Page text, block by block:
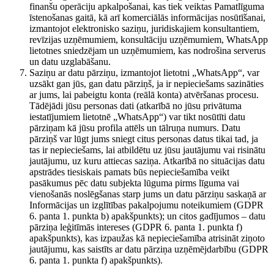
finanšu operāciju apkalpošanai, kas tiek veiktas Pamatlīguma
īstenošanas gaitā, kā arī komerciālās informācijas nosūtīšanai,
izmantojot elektronisko saziņu, juridiskajiem konsultantiem,
revīzijas uzņēmumiem, konsultāciju uzņēmumiem, WhatsApp
lietotnes sniedzējam un uzņēmumiem, kas nodrošina serverus
un datu uzglabāšanu.
Saziņu ar datu pārziņu, izmantojot lietotni „WhatsApp“, var
uzsākt gan jūs, gan datu pārziņš, ja ir nepieciešams sazināties
ar jums, lai pabeigtu konta (reālā konta) atvēršanas procesu.
Tādējādi jūsu personas dati (atkarībā no jūsu privātuma
iestatījumiem lietotnē „WhatsApp“) var tikt nosūtīti datu
pārziņam kā jūsu profila attēls un tālruņa numurs. Datu
pārziņš var lūgt jums sniegt citus personas datus tikai tad, ja
tas ir nepieciešams, lai atbildētu uz jūsu jautājumu vai risinātu
jautājumu, uz kuru attiecas saziņa. Atkarībā no situācijas datu
apstrādes tiesiskais pamats būs nepieciešamība veikt
pasākumus pēc datu subjekta lūguma pirms līguma vai
vienošanās noslēgšanas starp jums un datu pārziņu saskaņā ar
Informācijas un izglītības pakalpojumu noteikumiem (GDPR
6. panta 1. punkta b) apakšpunkts); un citos gadījumos – datu
pārziņa leģitīmās intereses (GDPR 6. panta 1. punkta f)
apakšpunkts), kas izpaužas kā nepieciešamība atrisināt ziņoto
jautājumu, kas saistīts ar datu pārziņa uzņēmējdarbību (GDPR
6. panta 1. punkta f) apakšpunkts).